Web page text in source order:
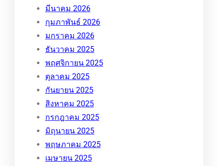
มีนาคม 2026
กุมภาพันธ์ 2026
มกราคม 2026
ธันวาคม 2025
พฤศจิกายน 2025
ตุลาคม 2025
กันยายน 2025
สิงหาคม 2025
กรกฎาคม 2025
มิถุนายน 2025
พฤษภาคม 2025
เมษายน 2025